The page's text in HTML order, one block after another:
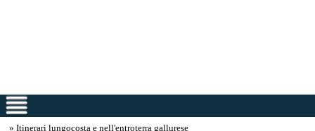
» Itinerari lungocosta e nell'entroterra gallurese